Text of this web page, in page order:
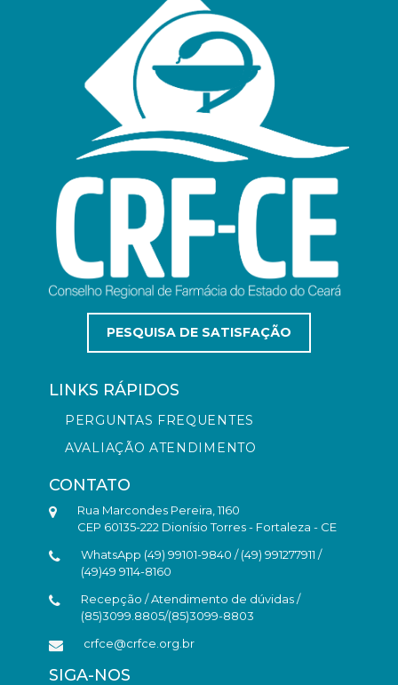
PESQUISA DE SATISFAÇÃO
LINKS RÁPIDOS
PERGUNTAS FREQUENTES
AVALIAÇÃO ATENDIMENTO
CONTATO
Rua Marcondes Pereira, 1160
CEP 60135-222 Dionísio Torres - Fortaleza - CE
WhatsApp (49) 99101-9840 / (49) 991277911 /
(49)49 9114-8160
Recepção / Atendimento de dúvidas /
(85)3099.8805/(85)3099-8803
crfce@crfce.org.br
SIGA-NOS